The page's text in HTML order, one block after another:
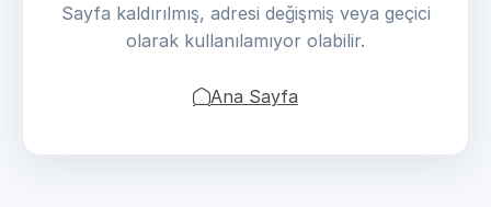
Sayfa kaldırılmış, adresi değişmiş veya geçici
olarak kullanılamıyor olabilir.
Ana Sayfa